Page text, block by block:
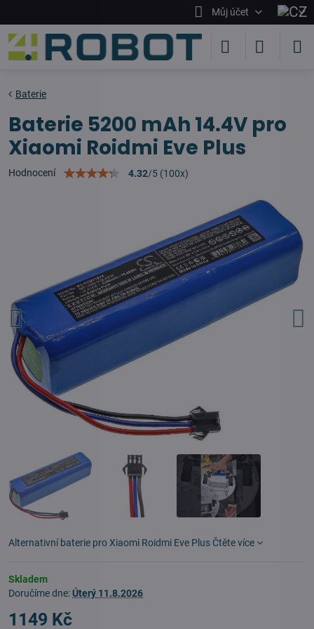
Můj účet
Baterie
Baterie 5200 mAh 14.4V pro
Xiaomi Roidmi Eve Plus
Hodnocení 4.32/5 (100x)
Alternativní baterie pro Xiaomi Roidmi Eve Plus Čtěte více
Skladem
Doručíme dne:Úterý 11.8.2026
1149 Kč